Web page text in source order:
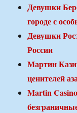
Девушки
городе с
Девушки
России
Мартин
ценителей
Martin